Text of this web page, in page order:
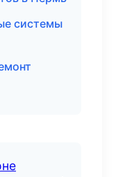
системы